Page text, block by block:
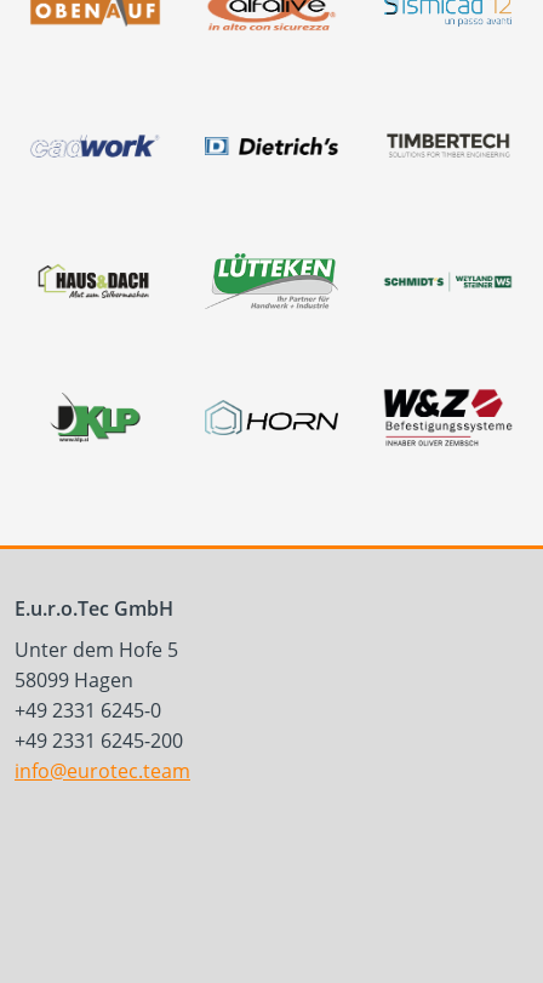
E.u.r.o.Tec GmbH
Unter dem Hofe 5
58099 Hagen
+49 2331 6245-0
+49 2331 6245-200
info@eurotec.team